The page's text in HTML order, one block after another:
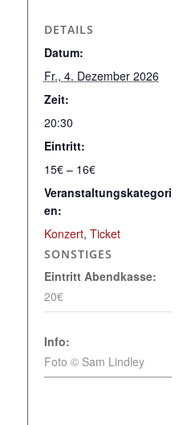
DETAILS
Datum:
Fr., 4. Dezember 2026
Zeit:
20:30
Eintritt:
15€ – 16€
Veranstaltungskategori
en:
Konzert, Ticket
SONSTIGES
Eintritt Abendkasse:
20€
Info:
Foto © Sam Lindley